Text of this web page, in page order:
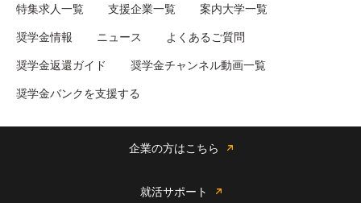
特集求人一覧 支援企業一覧 案内大学一覧
奨学金情報 ニュース よくあるご質問
奨学金返還ガイド 奨学金チャンネル動画一覧
奨学金バンクを支援する
企業の方はこちら
就活サポート